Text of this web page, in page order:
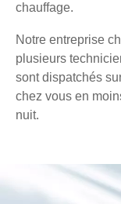
chauffage.
Notre entreprise
plusieurs
sont dispatchés
chez vous en
nuit.